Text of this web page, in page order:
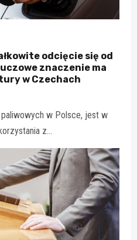
odcięcie się od
znaczenie ma
w Czechach
w Polsce, jest w
z…